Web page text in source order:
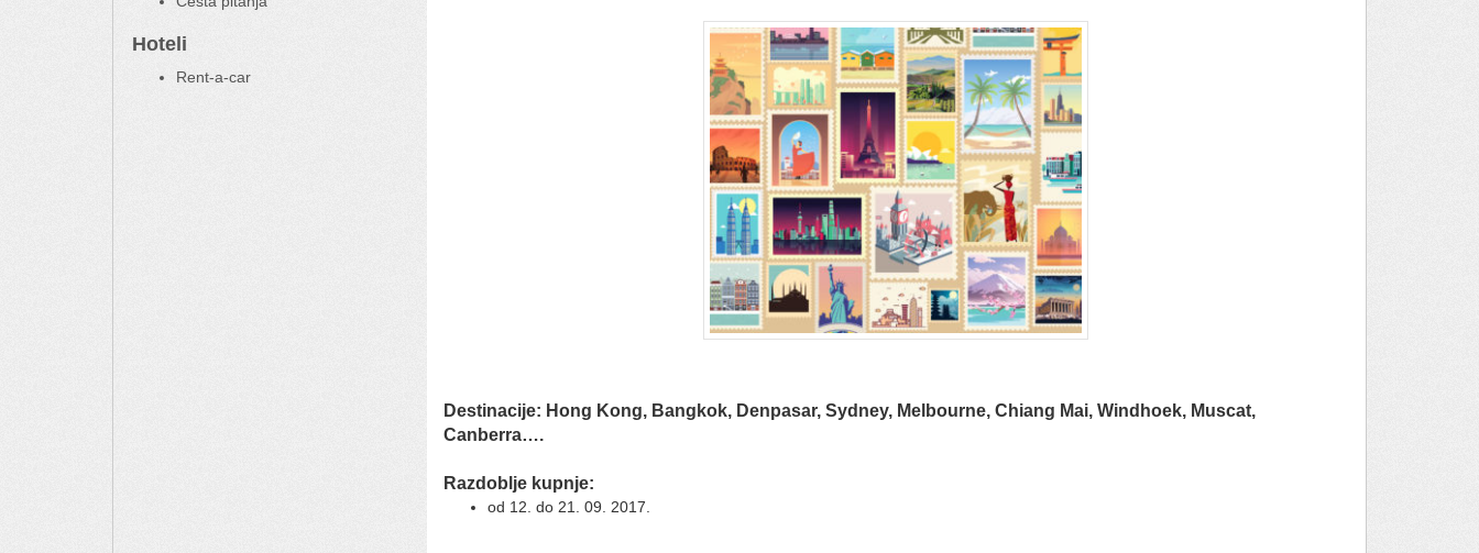
Hoteli
Rent-a-car
Destinacije: Hong Kong, Bangkok, Denpasar, Sydney, Melbourne, Chiang Mai, Windhoek, Muscat,
Canberra….
Razdoblje kupnje:
od 12. do 21. 09. 2017.